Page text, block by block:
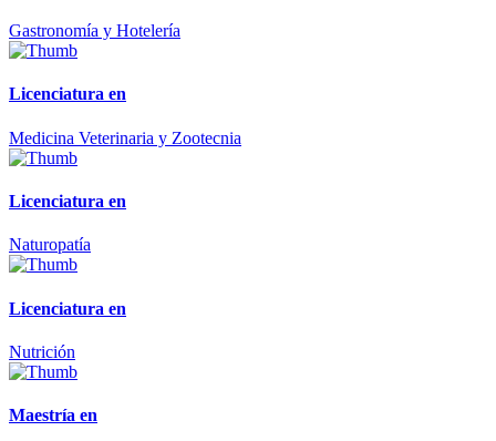
Gastronomía y Hotelería
Licenciatura en
Medicina Veterinaria y Zootecnia
Licenciatura en
Naturopatía
Licenciatura en
Nutrición
Maestría en